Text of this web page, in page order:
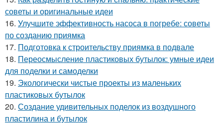
советы и оригинальные идеи
16. Улучшите эффективность насоса в погребе: советы
по созданию приямка
17. Подготовка к строительству приямка в подвале
18. Переосмысление пластиковых бутылок: умные идеи
для поделки и самоделки
19. Экологически чистые проекты из маленьких
пластиковых бутылок
20. Создание удивительных поделок из воздушного
пластилина и бутылок